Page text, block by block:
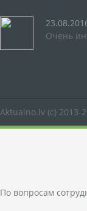
Очень
Aktualno.lv (c) 2013-
По вопросам